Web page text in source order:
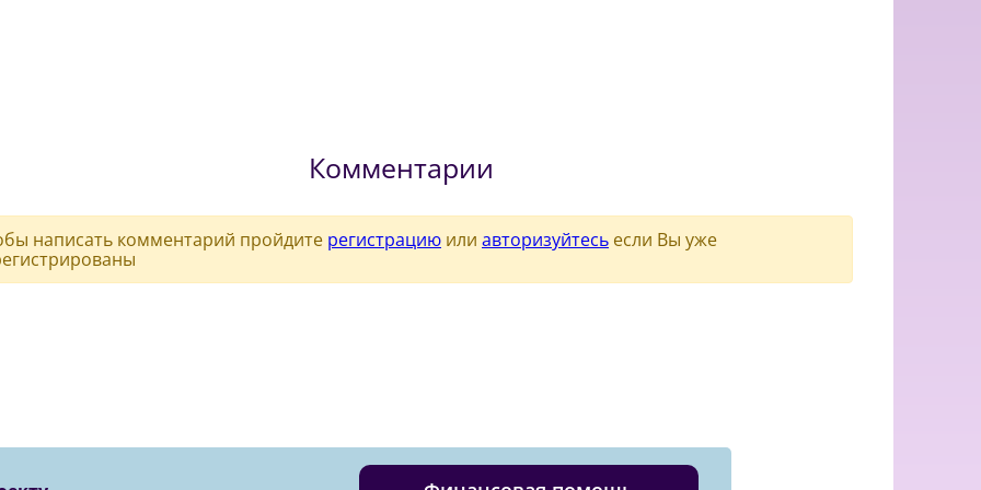
Комментарии
написать комментарий пройдите регистрацию или авторизуйтесь если Вы уже